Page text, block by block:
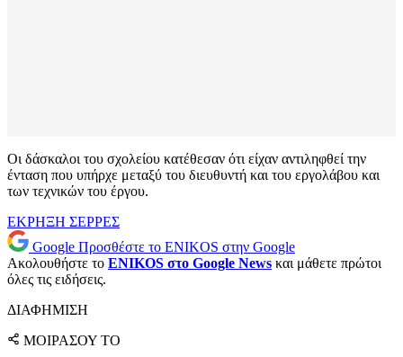
Οι δάσκαλοι του σχολείου κατέθεσαν ότι είχαν αντιληφθεί την
ένταση που υπήρχε μεταξύ του διευθυντή και του εργολάβου και
των τεχνικών του έργου.
ΕΚΡΗΞΗ ΣΕΡΡΕΣ
Google Προσθέστε το ENIKOS στην Google
Ακολουθήστε το ENIKOS στο Google News και μάθετε πρώτοι
όλες τις ειδήσεις.
ΔΙΑΦΗΜΙΣΗ
ΜΟΙΡΑΣΟΥ ΤΟ